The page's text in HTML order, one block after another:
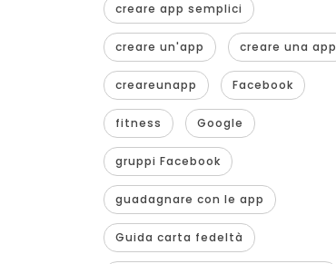
creare app semplici
creare un'app creare una app
creareunapp Facebook
fitness Google
gruppi Facebook
guadagnare con le app
Guida carta fedeltà